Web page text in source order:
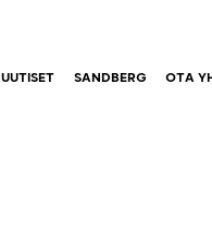
UUTISET SANDBERG OTA